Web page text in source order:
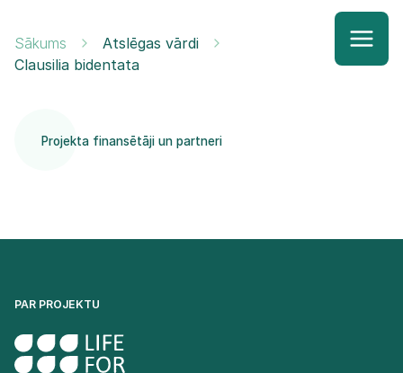
Sākums
Atslēgas vārdi
Clausilia bidentata
Projekta finansētāji un partneri
PAR PROJEKTU